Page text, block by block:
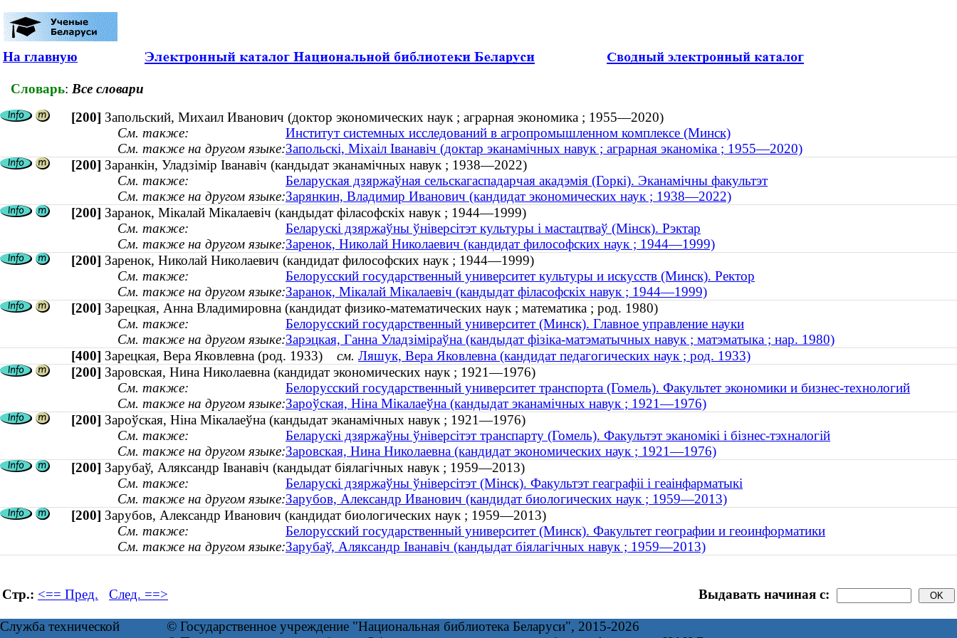
На главную
Словарь: Все словари
[200] Запольский, Михаил Иванович (доктор экономических наук ; аграрная экономика ; 1955—2020)
См. также:
Институт системных исследований в агропромышленном комплексе (Минск)
См. также на другом языке:Запольскі, Міхаіл Іванавіч (доктар эканамічных навук ; аграрная эканоміка ; 1955—2020)
[200] Заранкін, Уладзімір Іванавіч (кандыдат эканамічных навук ; 1938—2022)
См. также:
Беларуская дзяржаўная сельскагаспадарчая акадэмія (Горкі). Эканамічны факультэт
См. также на другом языке:Зарянкин, Владимир Иванович (кандидат экономических наук ; 1938—2022)
[200] Заранок, Мікалай Мікалаевіч (кандыдат філасофскіх навук ; 1944—1999)
См. также:
Беларускі дзяржаўны ўніверсітэт культуры і мастацтваў (Мінск). Рэктар
См. также на другом языке:Заренок, Николай Николаевич (кандидат философских наук ; 1944—1999)
[200] Заренок, Николай Николаевич (кандидат философских наук ; 1944—1999)
См. также:
Белорусский государственный университет культуры и искусств (Минск). Ректор
См. также на другом языке:Заранок, Мікалай Мікалаевіч (кандыдат філасофскіх навук ; 1944—1999)
[200] Зарецкая, Анна Владимировна (кандидат физико-математических наук ; математика ; род. 1980)
См. также:
Белорусский государственный университет (Минск). Главное управление науки
См. также на другом языке:Зарэцкая, Ганна Уладзiмiраўна (кандыдат фізіка-матэматычных навук ; матэматыка ; нар. 1980)
[400] Зарецкая, Вера Яковлевна (род. 1933) см. Ляшук, Вера Яковлевна (кандидат педагогических наук ; род. 1933)
[200] Заровская, Нина Николаевна (кандидат экономических наук ; 1921—1976)
См. также:
Белорусский государственный университет транспорта (Гомель). Факультет экономики и бизнес-технологий
См. также на другом языке:Зароўская, Ніна Мікалаеўна (кандыдат эканамічных навук ; 1921—1976)
[200] Зароўская, Ніна Мікалаеўна (кандыдат эканамічных навук ; 1921—1976)
См. также:
Беларускі дзяржаўны ўніверсітэт транспарту (Гомель). Факультэт эканомікі і бізнес-тэхналогій
См. также на другом языке:Заровская, Нина Николаевна (кандидат экономических наук ; 1921—1976)
[200] Зарубаў, Аляксандр Іванавіч (кандыдат біялагічных навук ; 1959—2013)
См. также:
Беларускі дзяржаўны ўніверсітэт (Мінск). Факультэт геаграфіі і геаінфарматыкі
См. также на другом языке:Зарубов, Александр Иванович (кандидат биологических наук ; 1959—2013)
[200] Зарубов, Александр Иванович (кандидат биологических наук ; 1959—2013)
См. также:
Белорусский государственный университет (Минск). Факультет географии и геоинформатики
См. также на другом языке:Зарубаў, Аляксандр Іванавіч (кандыдат біялагічных навук ; 1959—2013)
Стр.: <== Пред. След. ==> Выдавать начиная с:
Служба технической
© Государственное учреждение "Национальная библиотека Беларуси", 2015-2026